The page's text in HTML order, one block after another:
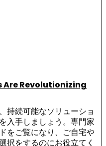
Are Revolutionizing
持続可能なソリューショ
入手しましょう。専門家
をご覧になり、ご自宅や
択をするのにお役立てく